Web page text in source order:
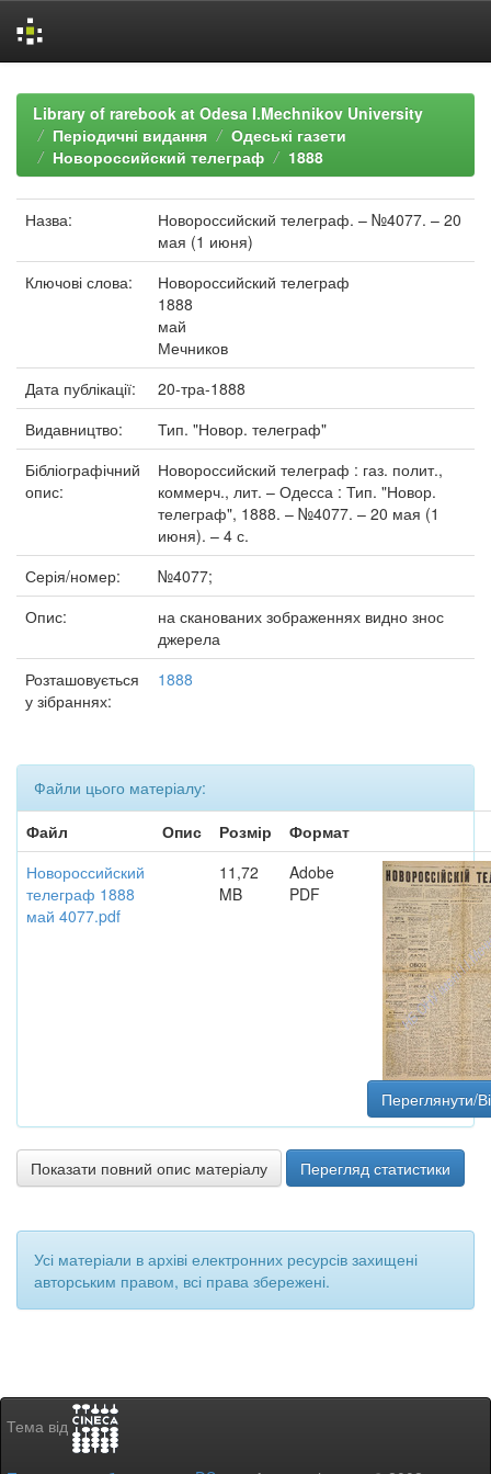
navigationLibrary of rarebook at Odesa I.Mechnikov University
Періодичні видання
Одеські газети
Новороссийский телеграф
1888
Назва:
Новороссийский телеграф. – №4077. – 20
мая (1 июня)
Ключові слова:
Новороссийский телеграф
1888
май
Мечников
Дата публікації:
20-тра-1888
Видавництво:
Тип. "Новор. телеграф"
Бібліографічний
опис:
Новороссийский телеграф : газ. полит.,
коммерч., лит. – Одесса : Тип. "Новор.
телеграф", 1888. – №4077. – 20 мая (1
июня). – 4 с.
Серія/номер:
№4077;
Опис:
на сканованих зображеннях видно знос
джерела
Розташовується
у зібраннях:
1888
Файли цього матеріалу:
Файл
Опис Розмір
Формат
Новороссийский
телеграф 1888
май 4077.pdf
11,72
MB
Adobe
PDF
Переглянути/
Показати повний опис матеріалу Перегляд статистики
Усі матеріали в архіві електронних ресурсів захищені
авторським правом, всі права збережені.
Тема від